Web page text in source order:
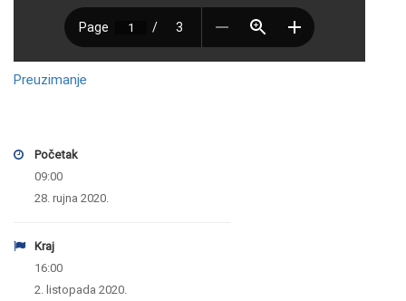
Preuzimanje
Početak
09:00
28. rujna 2020.
Kraj
16:00
2. listopada 2020.